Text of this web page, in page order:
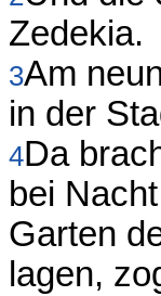
Zedekia.
3Am
in der
4Da
bei
Garten
lagen,